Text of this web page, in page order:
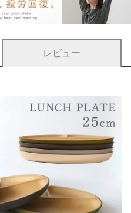
レビュー